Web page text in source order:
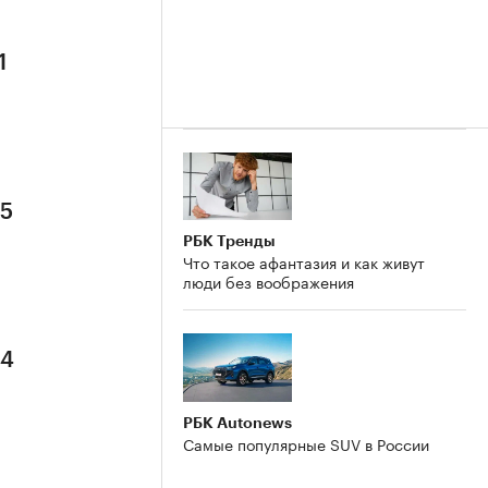
РБК Тренды
Что такое афантазия и как живут
люди без воображения
РБК Autonews
Самые популярные SUV в России